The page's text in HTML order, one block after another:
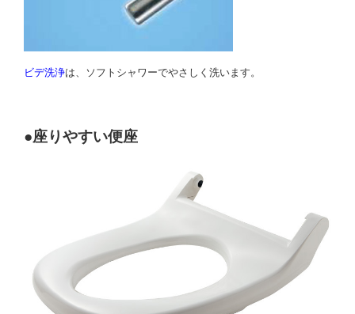
ビデ洗浄は、ソフトシャワーでやさしく洗います。
●座りやすい便座